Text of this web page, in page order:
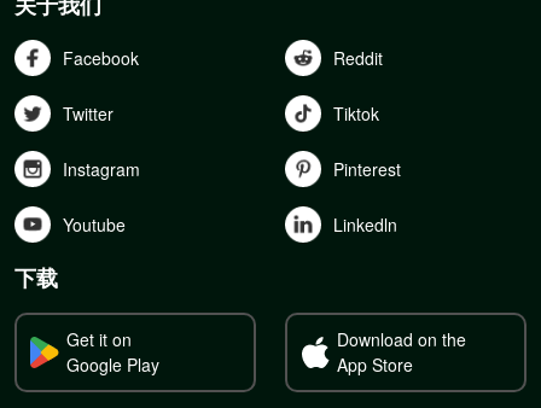
Facebook Reddit
Twitter Tiktok
Instagram Pinterest
Youtube Linkedln
下载
Get it on
Google Play
Download on the
App Store